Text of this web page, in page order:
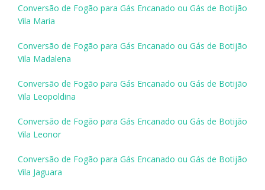
Conversão de Fogão para Gás Encanado ou Gás de Botijão
Vila Maria
Conversão de Fogão para Gás Encanado ou Gás de Botijão
Vila Madalena
Conversão de Fogão para Gás Encanado ou Gás de Botijão
Vila Leopoldina
Conversão de Fogão para Gás Encanado ou Gás de Botijão
Vila Leonor
Conversão de Fogão para Gás Encanado ou Gás de Botijão
Vila Jaguara